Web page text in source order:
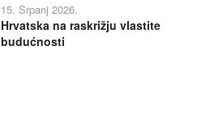
15. Srpanj 2026.
Hrvatska na raskrižju vlastite
budućnosti